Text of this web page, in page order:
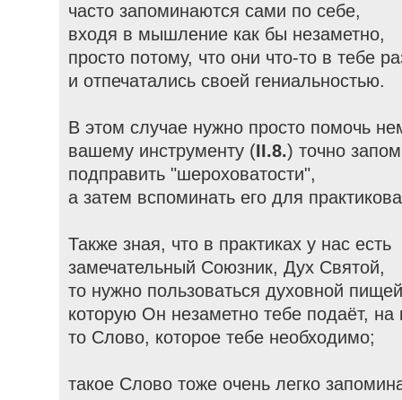
часто запоминаются сами по себе,
входя в мышление как бы незаметно,
просто потому, что они что-то в тебе
и отпечатались своей гениальностью.
В этом случае нужно просто помочь
вашему инструменту (II.8.) точно
подправить "шероховатости",
а затем вспоминать его для
Также зная, что в практиках у нас есть
замечательный Союзник, Дух Святой,
то нужно пользоваться духовной
которую Он незаметно тебе подаёт,
то Слово, которое тебе необходимо;
такое Слово тоже очень легко